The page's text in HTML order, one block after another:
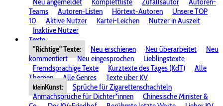
Teams
Autoren-Listen Hörtext-Autoren
Unsere TOP
10
Aktive Nutzer Kartei-Leichen
Nutzer in Auszeit
Inaktive Nutzer
Texte
"Richtige" Texte:
Neu erschienen Neu überarbeitet
Neu
kommentiert
Neu eingesprochen
Lieblingstexte
Fremdsprachige Texte
Kurztexte des Tages (KdT)
Alle
Themen
Alle Genres Texte über KV
kleinKunst:
Sprüche für Zigarettenschachteln
Anmachsprüche für Dichter*innen
Chinesische Minister &